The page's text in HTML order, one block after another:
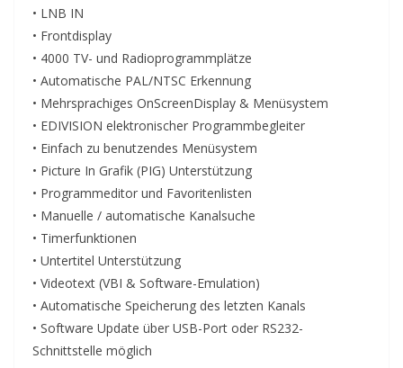
• LNB IN
• Frontdisplay
• 4000 TV- und Radioprogrammplätze
• Automatische PAL/NTSC Erkennung
• Mehrsprachiges OnScreenDisplay & Menüsystem
• EDIVISION elektronischer Programmbegleiter
• Einfach zu benutzendes Menüsystem
• Picture In Grafik (PIG) Unterstützung
• Programmeditor und Favoritenlisten
• Manuelle / automatische Kanalsuche
• Timerfunktionen
• Untertitel Unterstützung
• Videotext (VBI & Software-Emulation)
• Automatische Speicherung des letzten Kanals
• Software Update über USB-Port oder RS232-
Schnittstelle möglich